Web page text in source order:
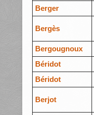
Berger
Bergès
Bergougnoux
Béridot
Béridot
Berjot